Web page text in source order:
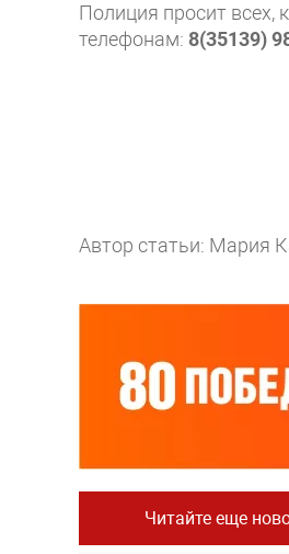
Полиция просит всех,
телефонам: 8(35139)
Автор статьи: Мария
Читайте еще